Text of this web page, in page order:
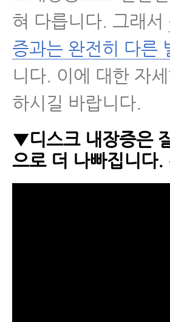
혀 다릅니다. 그래서
증과는 완전히 다른
니다. 이에 대한 자
하시길 바랍니다.
▼디스크 내장증은
으로 더 나빠집니다